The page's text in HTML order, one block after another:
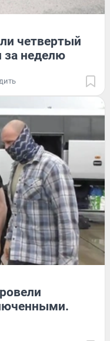
четвертый
неделю